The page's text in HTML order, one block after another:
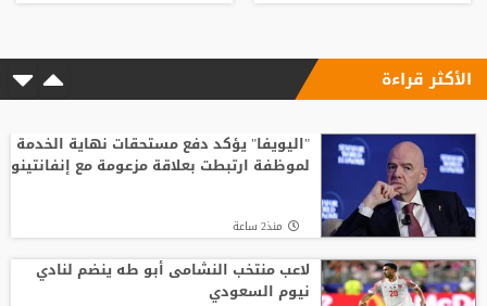
الأكثر قراءة
"اليويفا" يؤكد دفع مستحقات نهاية الخدمة
لموظفة ارتبطت بعلاقة مزعومة مع إنفانتينو
منذ2 ساعة
لاعب منتخب النشامى أبو طه ينضم لنادي
نيوم السعودي